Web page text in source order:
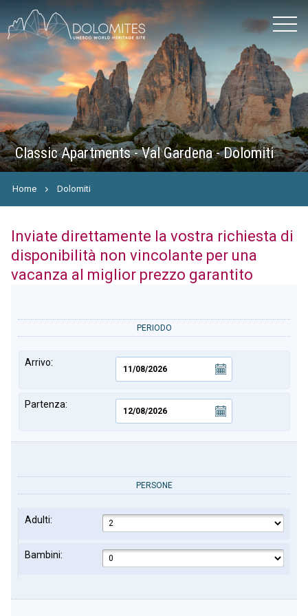
Classic Apartments - Val Gardena - Dolomiti
Home Dolomiti
Inviate direttamente la vostra richiesta di
disponibilità non vincolante per una
vacanza al miglior prezzo garantito
PERIODO
Arrivo:
Partenza:
PERSONE
Adulti:
Bambini: